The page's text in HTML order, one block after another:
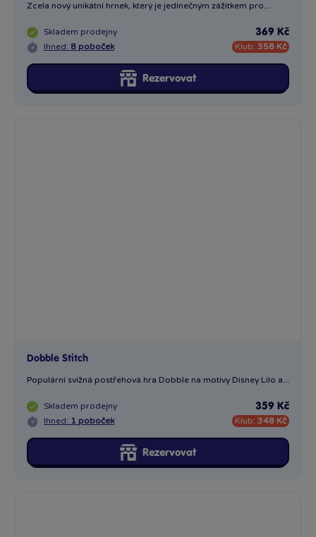
Zcela nový unikátní hrnek, který je jedinečným zážitkem pro...
Skladem prodejny
Ihned: 8 poboček
369 Kč
Klub: 358 Kč
Rezervovat
Dobble Stitch
Populární svižná postřehová hra Dobble na motivy Disney Lilo a...
Skladem prodejny
Ihned: 1 poboček
359 Kč
Klub: 348 Kč
Rezervovat